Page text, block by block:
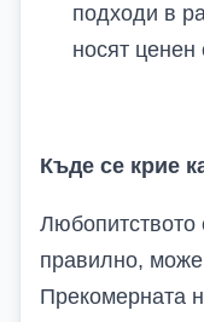
подходи в
носят ценен
Къде се крие
Любопитството
правилно,
Прекомерната